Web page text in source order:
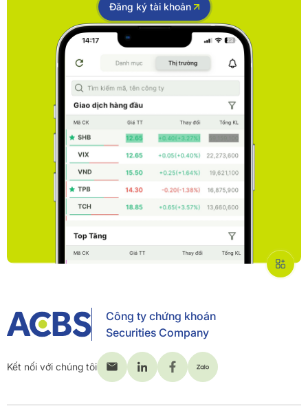
Đăng ký tài khoản
Công ty chứng khoán
Securities Company
Kết nối với chúng tôi